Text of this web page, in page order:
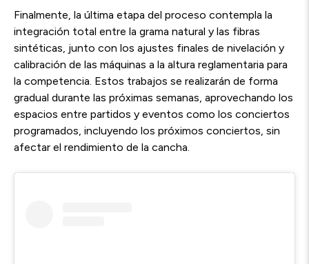
Finalmente, la última etapa del proceso contempla la
integración total entre la grama natural y las fibras
sintéticas, junto con los ajustes finales de nivelación y
calibración de las máquinas a la altura reglamentaria para
la competencia. Estos trabajos se realizarán de forma
gradual durante las próximas semanas, aprovechando los
espacios entre partidos y eventos como los conciertos
programados, incluyendo los próximos conciertos, sin
afectar el rendimiento de la cancha.